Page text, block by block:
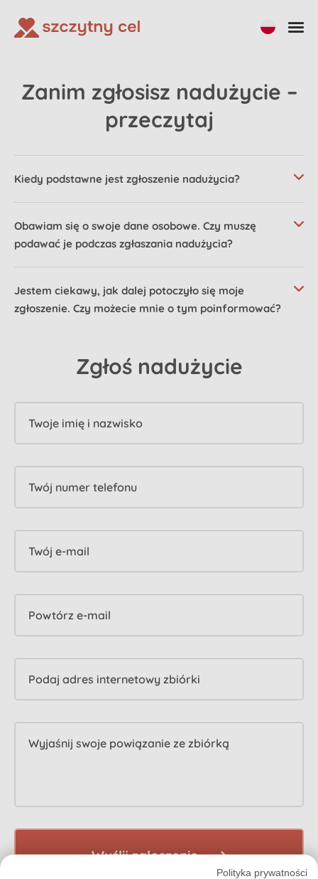
Zanim zgłosisz nadużycie –
przeczytaj
Kiedy podstawne jest zgłoszenie nadużycia?
Obawiam się o swoje dane osobowe. Czy muszę
podawać je podczas zgłaszania nadużycia?
Jestem ciekawy, jak dalej potoczyło się moje
zgłoszenie. Czy możecie mnie o tym poinformować?
Zgłoś nadużycie
Twoje imię i nazwisko
Twój numer telefonu
Twój e-mail
Powtórz e-mail
Podaj adres internetowy zbiórki
Wyjaśnij swoje powiązanie ze zbiórką
Wyślij zgłoszenie
Polityka prywatności